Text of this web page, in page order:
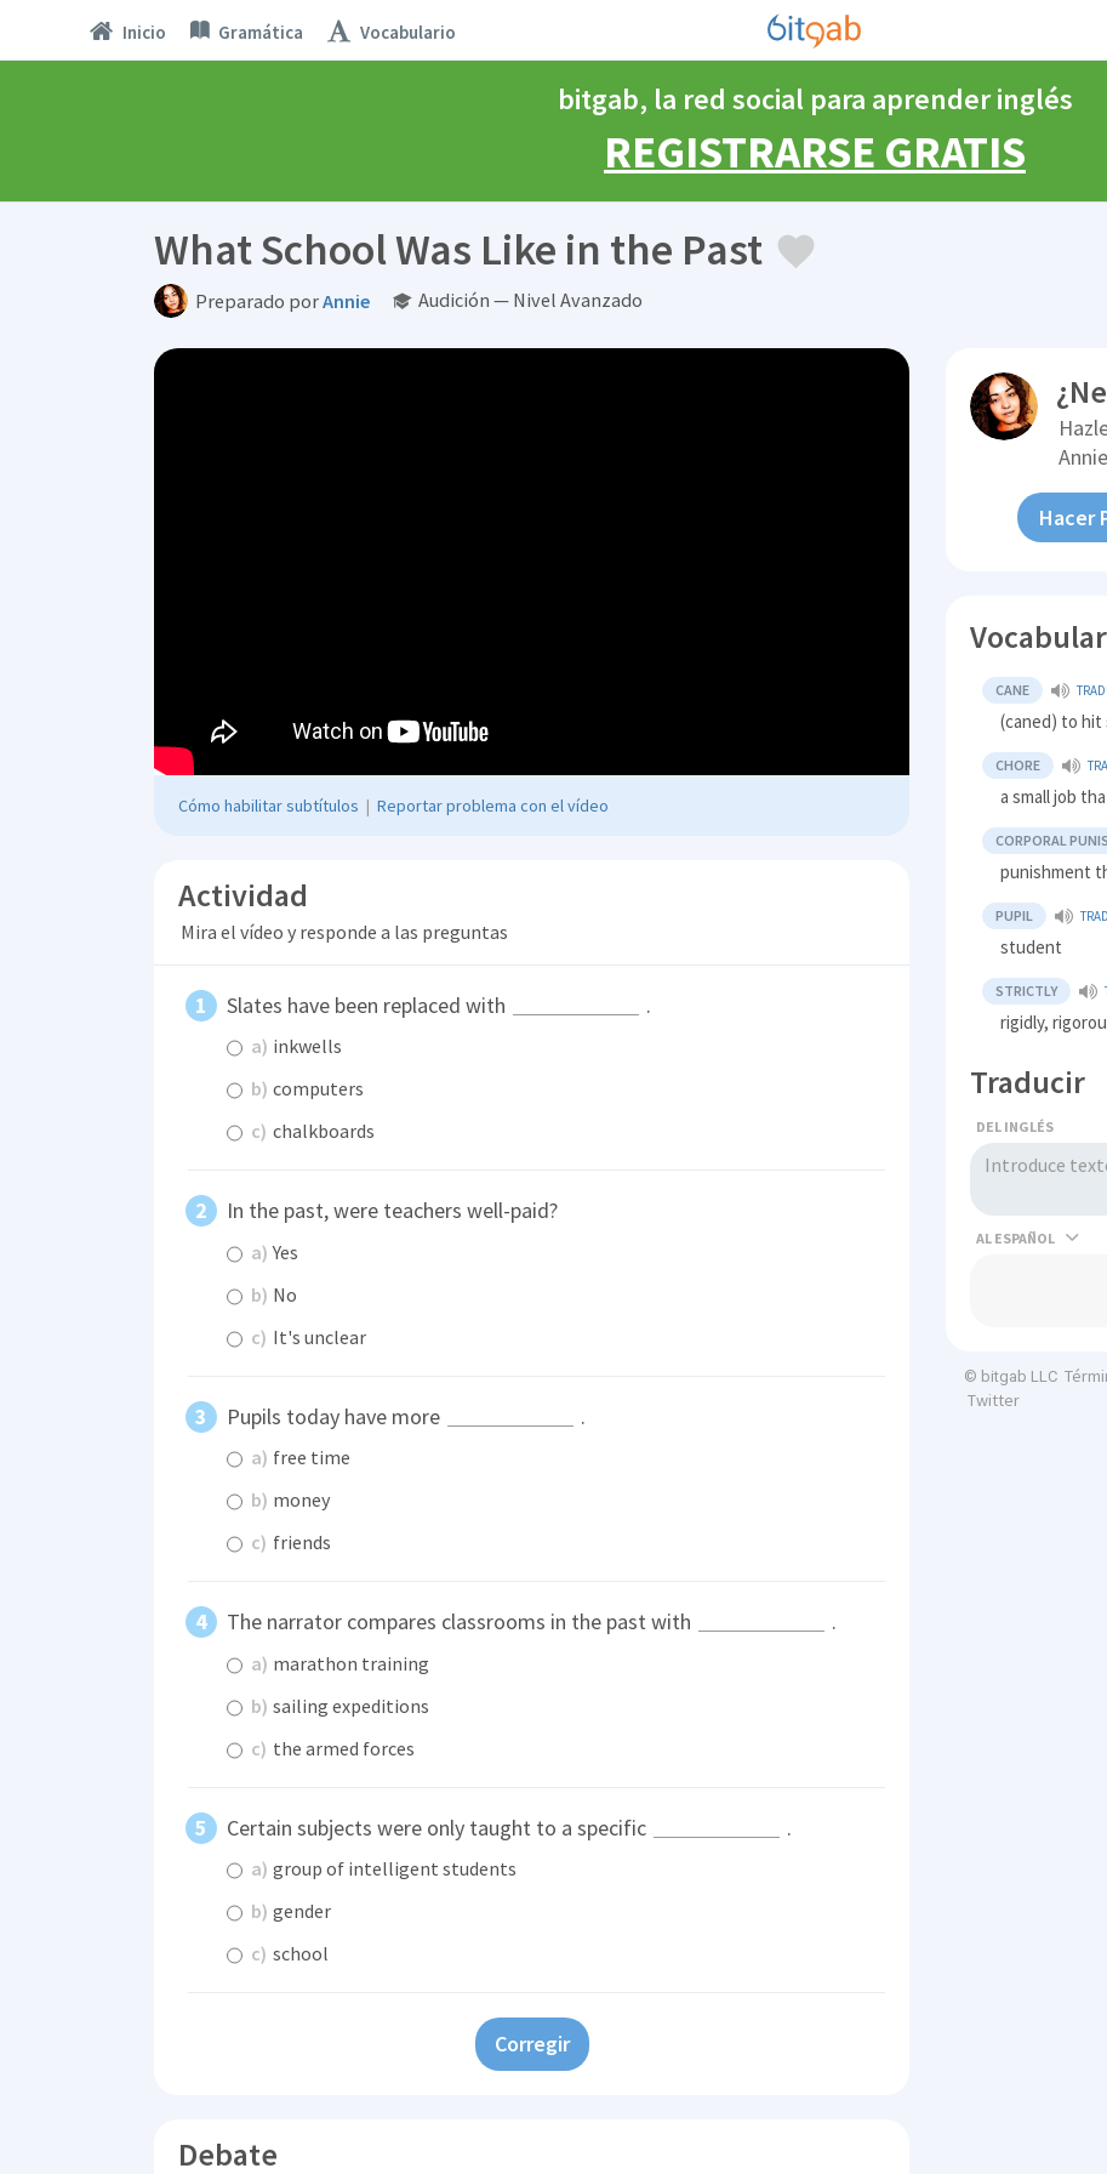
Inicio Gramática Vocabulario
bitgab, la red social para aprender inglés
REGISTRARSE GRATIS
What School Was Like in the Past
Preparado porAnnie Audición — Nivel Avanzado
Cómo habilitar subtítulos | Reportar problema con el vídeo
Actividad
Mira el vídeo y responde a las preguntas
Slates have been replaced with .
a) inkwells
b) computers
c) chalkboards
In the past, were teachers well-paid?
a) Yes
b) No
c) It's unclear
Pupils today have more .
a) free time
b) money
c) friends
The narrator compares classrooms in the past with .
a) marathon training
b) sailing expeditions
c) the armed forces
Certain subjects were only taught to a specific .
a) group of intelligent students
b) gender
c) school
Corregir
Debate
Annie
Hacer
CANE
(caned) to hit
CHORE
a small job
CORPORAL
punishment
PUPIL
student
STRICTLY
rigidly,
Traducir
DEL INGLÉS
AL
© bitgab LLC
Twitter